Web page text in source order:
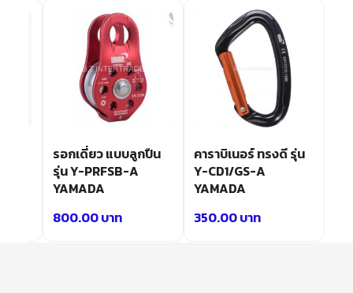
รอกเดี่ยว แบบลูกปืน
รุ่น Y-PRFSB-A
YAMADA
800.00บาท
คาราบิเนอร์ ทรงดี รุ่น
Y-CD1/GS-A
YAMADA
350.00บาท